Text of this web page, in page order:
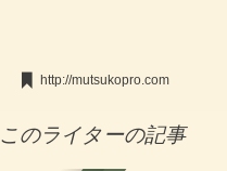
http://mutsukopro.com
このライターの記事